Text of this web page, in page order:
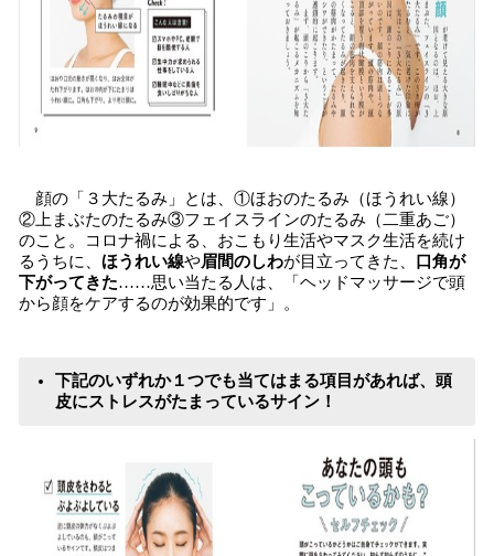
顔の「３大たるみ」とは、①ほおのたるみ（ほうれい線）
②上まぶたのたるみ③フェイスラインのたるみ（二重あご）
のこと。コロナ禍による、おこもり生活やマスク生活を続け
るうちに、 ほうれい線や眉間のしわが目立ってきた、
口角が
下がってきた……思い当たる人は、「ヘッドマッサージで頭
から顔をケアするのが効果的です」。
下記のいずれか１つでも当てはまる項目があれば、頭
皮にストレスがたまっているサイン！